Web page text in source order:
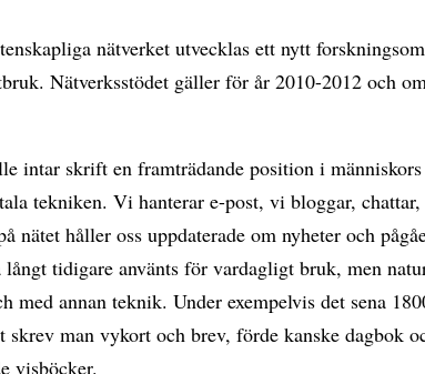
nätverket utvecklas ett nytt
Nätverksstödet gäller för år 2010-2012 och
intar skrift en framträdande position i
tekniken. Vi hanterar e-post, vi bloggar, chattar,
nätet håller oss uppdaterade om nyheter och
tidigare använts för vardagligt bruk, men
med annan teknik. Under exempelvis det sena
skrev man vykort och brev, förde kanske dagbok
visböcker.